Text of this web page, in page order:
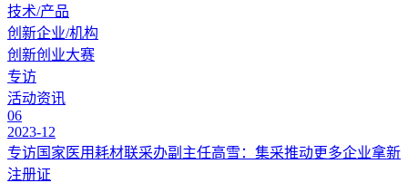
技术/产品
创新企业/机构
创新创业大赛
专访
活动资讯
06
2023-12
专访国家医用耗材联采办副主任高雪：集采推动更多企业拿新
注册证